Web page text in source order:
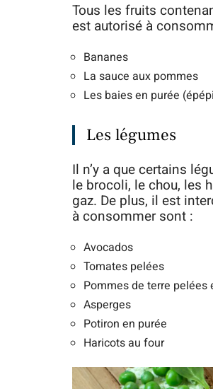
Tous les fruits
est autorisé à
Bananes
La sauce aux pommes
Les baies en purée
Les légumes
Il n’y a que certains
le brocoli, le chou, les
gaz. De plus, il est
à consommer sont :
Avocados
Tomates pelées
Pommes de terre pelées
Asperges
Potiron en purée
Haricots au four